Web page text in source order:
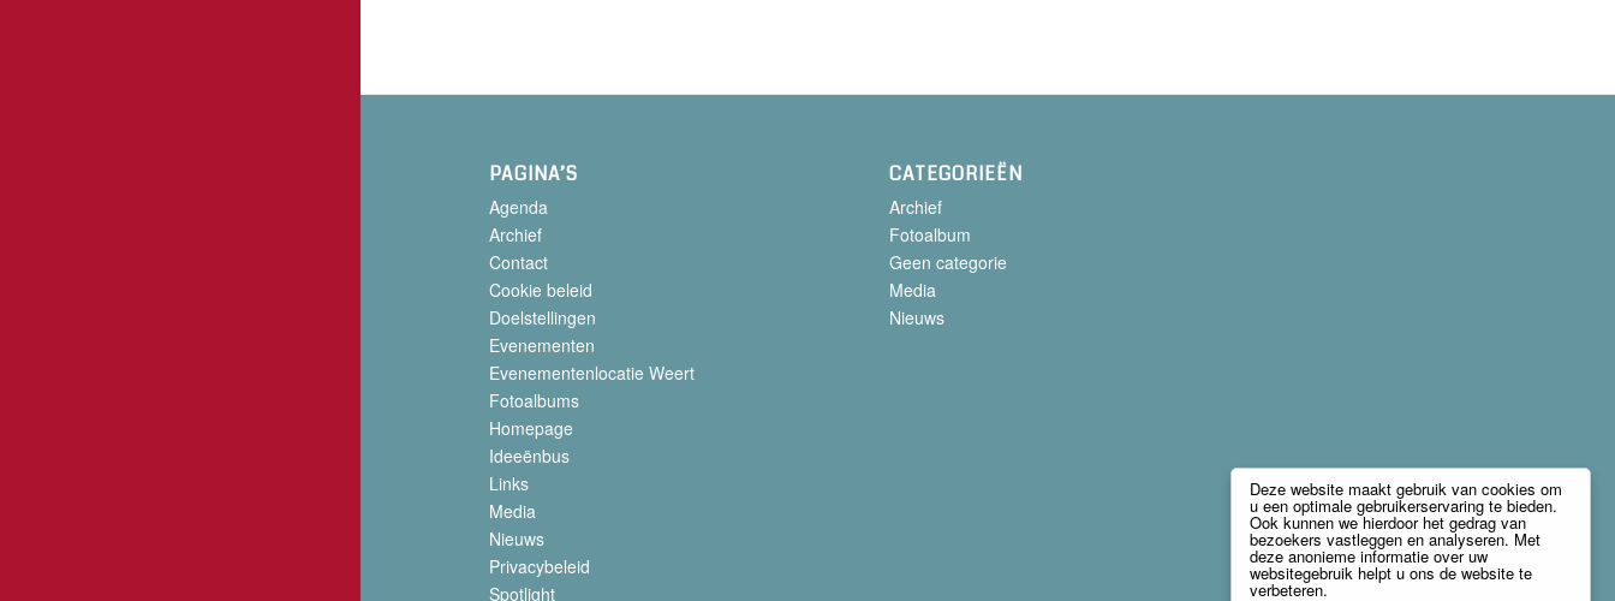
PAGINA’S
Agenda
Archief
Contact
Cookie beleid
Doelstellingen
Evenementen
Evenementenlocatie Weert
Fotoalbums
Homepage
Ideeënbus
Links
Media
Nieuws
Privacybeleid
Spotlight
CATEGORIEËN
Archief
Fotoalbum
Geen categorie
Media
Nieuws
Deze website maakt gebruik van cookies om
u een optimale gebruikerservaring te bieden.
Ook kunnen we hierdoor het gedrag van
bezoekers vastleggen en analyseren. Met
deze anonieme informatie over uw
websitegebruik helpt u ons de website te
verbeteren.